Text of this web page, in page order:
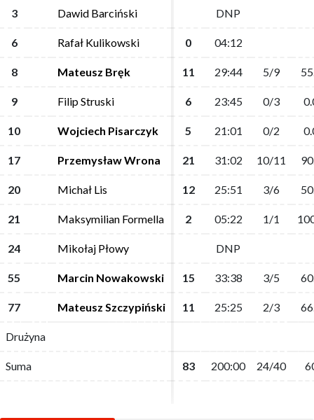
3 Dawid Barciński DNP
6 Rafał Kulikowski 0 04:12
8 Mateusz Bręk 11 29:44 5/9
9 Filip Struski 6 23:45 0/3
10 Wojciech Pisarczyk 5 21:01 0/2
17 Przemysław Wrona 21 31:02 10/11
20 Michał Lis 12 25:51 3/6
21 Maksymilian Formella 2 05:22 1/1
24 Mikołaj Płowy DNP
55 Marcin Nowakowski 15 33:38 3/5
77 Mateusz Szczypiński 11 25:25 2/3
Drużyna
Suma 83 200:00 24/40
3 Dawid Barciński DNP
6 Rafał Kulikowski 0 04:12
8 Mateusz Bręk 11 29:44 5/9
9 Filip Struski 6 23:45 0/3
10 Wojciech Pisarczyk 5 21:01 0/2
17 Przemysław Wrona 21 31:02 10/11
20 Michał Lis 12 25:51 3/6
21 Maksymilian Formella 2 05:22 1/1
24 Mikołaj Płowy DNP
55 Marcin Nowakowski 15 33:38 3/5
77 Mateusz Szczypiński 11 25:25 2/3
Drużyna
Suma 83 200:00 24/40